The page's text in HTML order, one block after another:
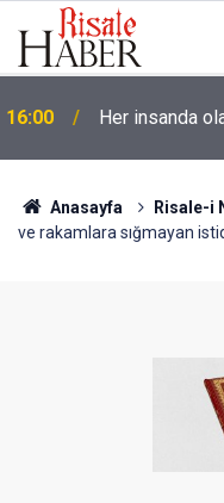
16:00 Her insanda
15:30
çocuğu katletti
Anasayfa Risale-i
ve rakamlara sığmayan